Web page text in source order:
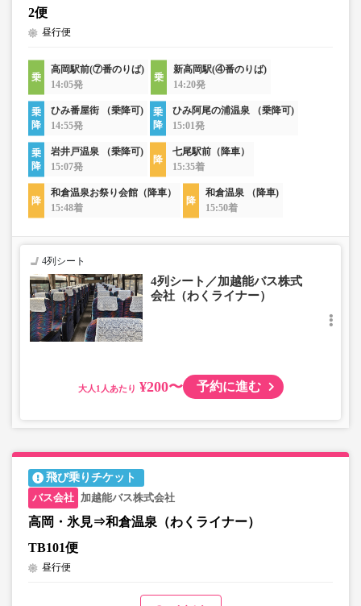
2便
昼行便
高岡駅前(⑦番のりば)
14:05発
新高岡駅(④番のりば)
14:20発
ひみ番屋街 （乗降可)
14:55発
ひみ阿尾の浦温泉 （乗降可)
15:01発
岩井戸温泉 （乗降可)
15:07発
七尾駅前（降車）
15:35着
和倉温泉お祭り会館（降車）
15:48着
和倉温泉 （降車)
15:50着
4列シート
4列シート／加越能バス株式
会社（わくライナー）
大人 ¥200〜 予約に進む
飛び乗りチケット
加越能バス株式会社
高岡・氷見⇒和倉温泉（わくライナー）
TB101便
昼行便